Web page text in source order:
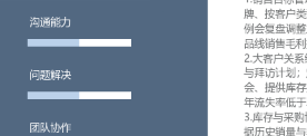
工作经历
2024-09 北京
XXX汽车销售服务有限公司是区域领先